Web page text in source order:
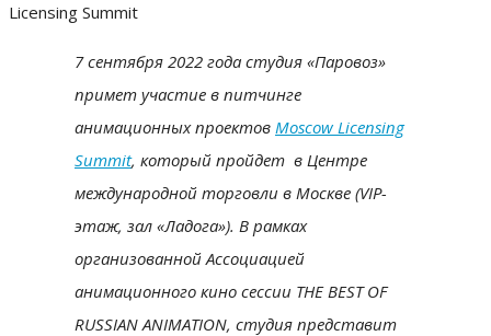
7 сентября 2022 года студия «Паровоз»
примет участие в питчинге
анимационных проектов Moscow Licensing
Summit, который пройдет в Центре
международной торговли в Москве (VIP-
этаж, зал «Ладога»). В рамках
организованной Ассоциацией
анимационного кино сессии THE BEST OF
RUSSIAN ANIMATION, студия представит